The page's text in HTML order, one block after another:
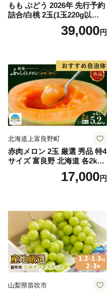
もも ぶどう 2026年 先行予約
詰合/白桃 2玉(1玉220g以
上)・シャインマスカット 晴
39,000円
北海道上富良野町
赤肉メロン 2玉 厳選 秀品 特4
サイズ 富良野 北海道 各2kg
～2.6kg 2玉 セット ファーム
富良野 メロン めろん 果物 く
17,000円
山梨県笛吹市